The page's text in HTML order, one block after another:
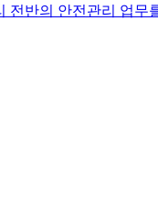
반의 안전관리 업